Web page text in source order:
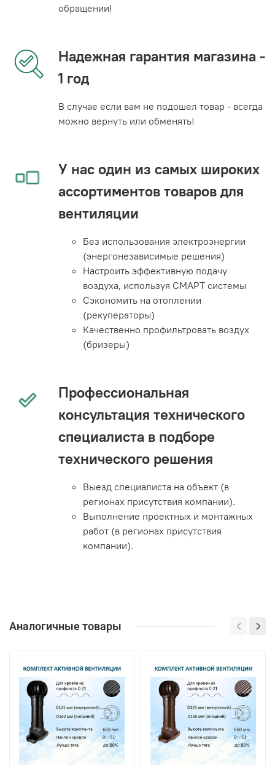
обращении!
Надежная гарантия магазина -
1 год
В случае если вам не подошел товар - всегда
можно вернуть или обменять!
У нас один из самых широких
ассортиментов товаров для
вентиляции
Без использования электроэнергии
(энергонезависимые решения)
Настроить эффективную подачу
воздуха, используя СМАРТ системы
Сэкономить на отоплении
(рекуператоры)
Качественно профильтровать воздух
(бризеры)
Профессиональная
консультация технического
специалиста в подборе
технического решения
Выезд специалиста на объект (в
регионах присутствия компании).
Выполнение проектных и монтажных
работ (в регионах присутствия
компании).
Аналогичные товары